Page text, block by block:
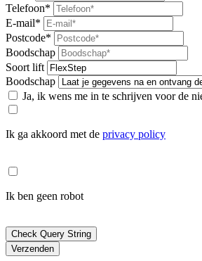
Telefoon*
E-mail*
Postcode*
Boodschap
Soort lift
Boodschap
Ja, ik wens me in te schrijven voor de
Ik ga akkoord met de privacy policy
Ik ben geen robot
Check Query String
Verzenden